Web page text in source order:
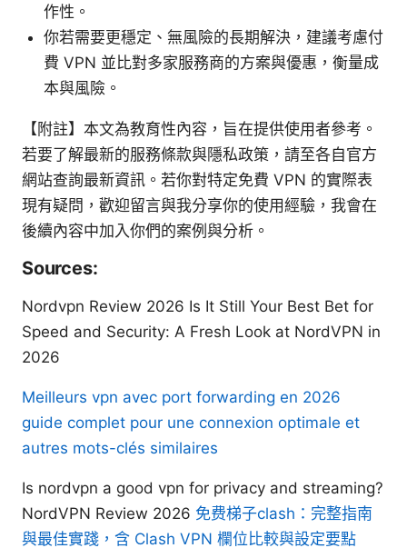
作性。
你若需要更穩定、無風險的長期解決，建議考慮付
費 VPN 並比對多家服務商的方案與優惠，衡量成
本與風險。
【附註】本文為教育性內容，旨在提供使用者參考。
若要了解最新的服務條款與隱私政策，請至各自官方
網站查詢最新資訊。若你對特定免費 VPN 的實際表
現有疑問，歡迎留言與我分享你的使用經驗，我會在
後續內容中加入你們的案例與分析。
Sources:
Nordvpn Review 2026 Is It Still Your Best Bet for
Speed and Security: A Fresh Look at NordVPN in
2026
Meilleurs vpn avec port forwarding en 2026
guide complet pour une connexion optimale et
autres mots-clés similaires
Is nordvpn a good vpn for privacy and streaming?
NordVPN Review 2026 免费梯子clash：完整指南
與最佳實踐，含 Clash VPN 欄位比較與設定要點